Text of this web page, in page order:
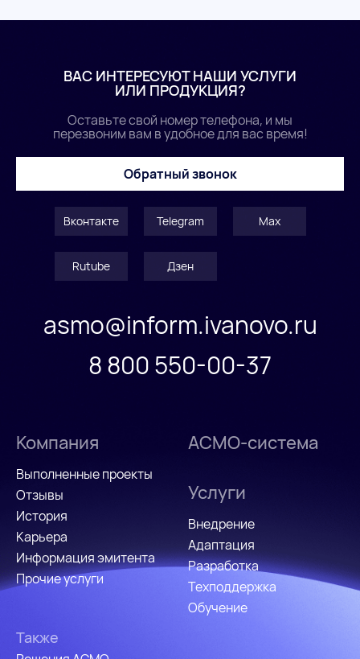
ВАС ИНТЕРЕСУЮТ НАШИ УСЛУГИ
ИЛИ ПРОДУКЦИЯ?
Оставьте свой номер телефона, и мы
перезвоним вам в удобное для вас время!
Обратный звонок
Вконтакте Telegram Max
Rutube Дзен
asmo@inform.ivanovo.ru
8 800 550-00-37
Компания
Выполненные проекты
Отзывы
История
Карьера
Информация эмитента
Прочие услуги
Услуги
Внедрение
Адаптация
Разработка
Техподдержка
Обучение
АСМО-система
Также